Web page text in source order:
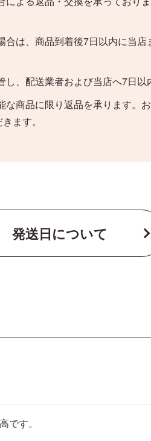
は、商品到着後7日以内に当
、配送業者および当店へ7日以
商品に限り返品を承ります。
ます。
発送日について
です。